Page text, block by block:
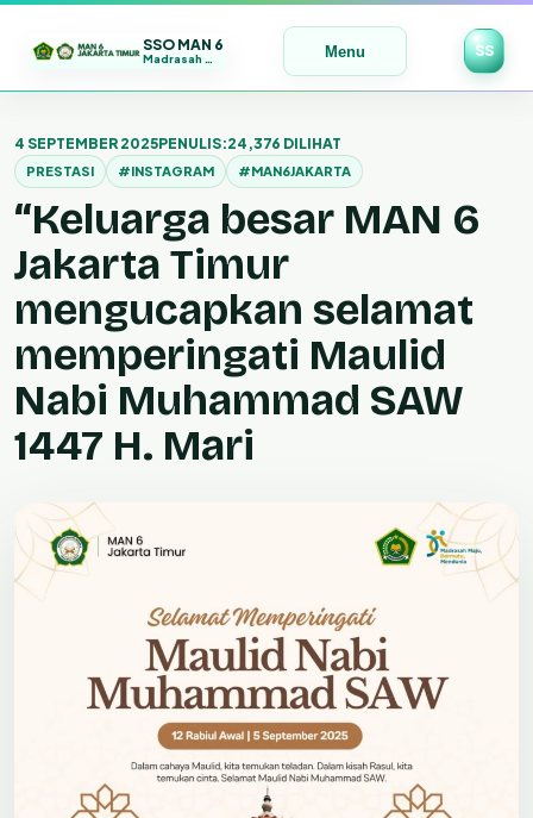
SSO MAN 6
Madrasah Maju | Bermutu | Mendunia Menu SS
ke
konten
4 SEPTEMBER 2025PENULIS:24,376 DILIHAT
PRESTASI #INSTAGRAM #MAN6JAKARTA
“Keluarga besar MAN 6
Jakarta Timur
mengucapkan selamat
memperingati Maulid
Nabi Muhammad SAW
1447 H. Mari